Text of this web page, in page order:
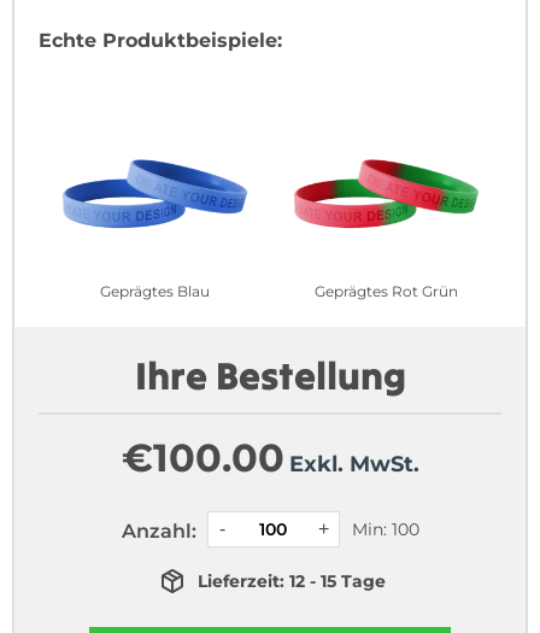
Echte Produktbeispiele:
Geprägtes Blau Geprägtes Rot Grün
Ihre Bestellung
€100.00 Exkl. MwSt.
Anzahl: Min: 100
Lieferzeit: 12 - 15 Tage